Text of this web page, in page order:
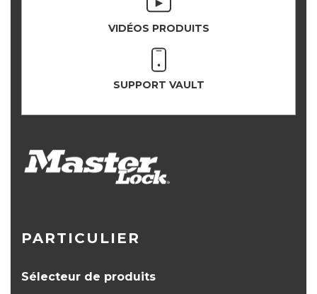
VIDÉOS PRODUITS
SUPPORT VAULT
PARTICULIER
Sélecteur de produits